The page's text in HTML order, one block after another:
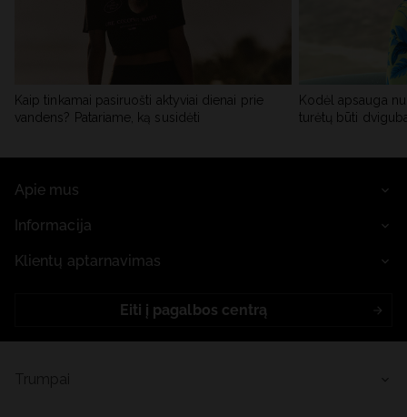
Kaip tinkamai pasiruošti aktyviai dienai prie
vandens? Patariame, ką susidėti
Kodėl apsauga
turėtų būti
Apie mus
Informacija
Klientų aptarnavimas
Eiti į pagalbos centrą